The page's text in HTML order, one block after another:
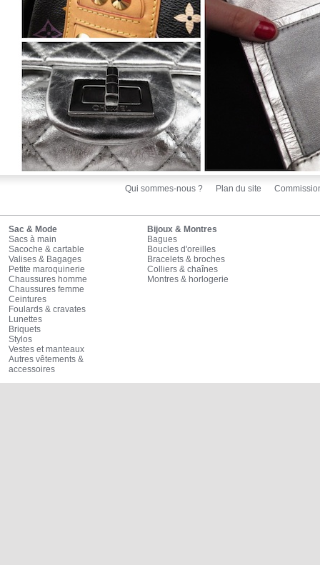
Qui sommes-nous ? Plan du site
Sac & Mode
Sacs à main
Sacoche & cartable
Valises & Bagages
Petite maroquinerie
Chaussures homme
Chaussures femme
Ceintures
Foulards & cravates
Lunettes
Briquets
Stylos
Vestes et manteaux
Autres vêtements &
accessoires
Bijoux & Montres
Bagues
Boucles d'oreilles
Bracelets & broches
Colliers & chaînes
Montres & horlogerie